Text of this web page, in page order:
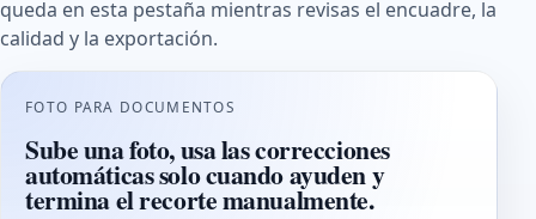
queda en esta pestaña mientras revisas el encuadre, la
calidad y la exportación.
FOTO PARA DOCUMENTOS
Sube una foto, usa las correcciones
automáticas solo cuando ayuden y
termina el recorte manualmente.